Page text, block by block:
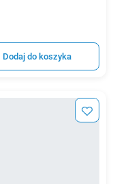
Dodaj do koszyka